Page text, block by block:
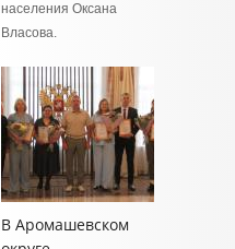
населения Оксана
Власова.
В Аромашевском